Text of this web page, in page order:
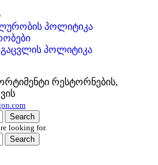
პოლიტიკა
პოლიტიკა
რესტორნების,
Search
looking for.
Search